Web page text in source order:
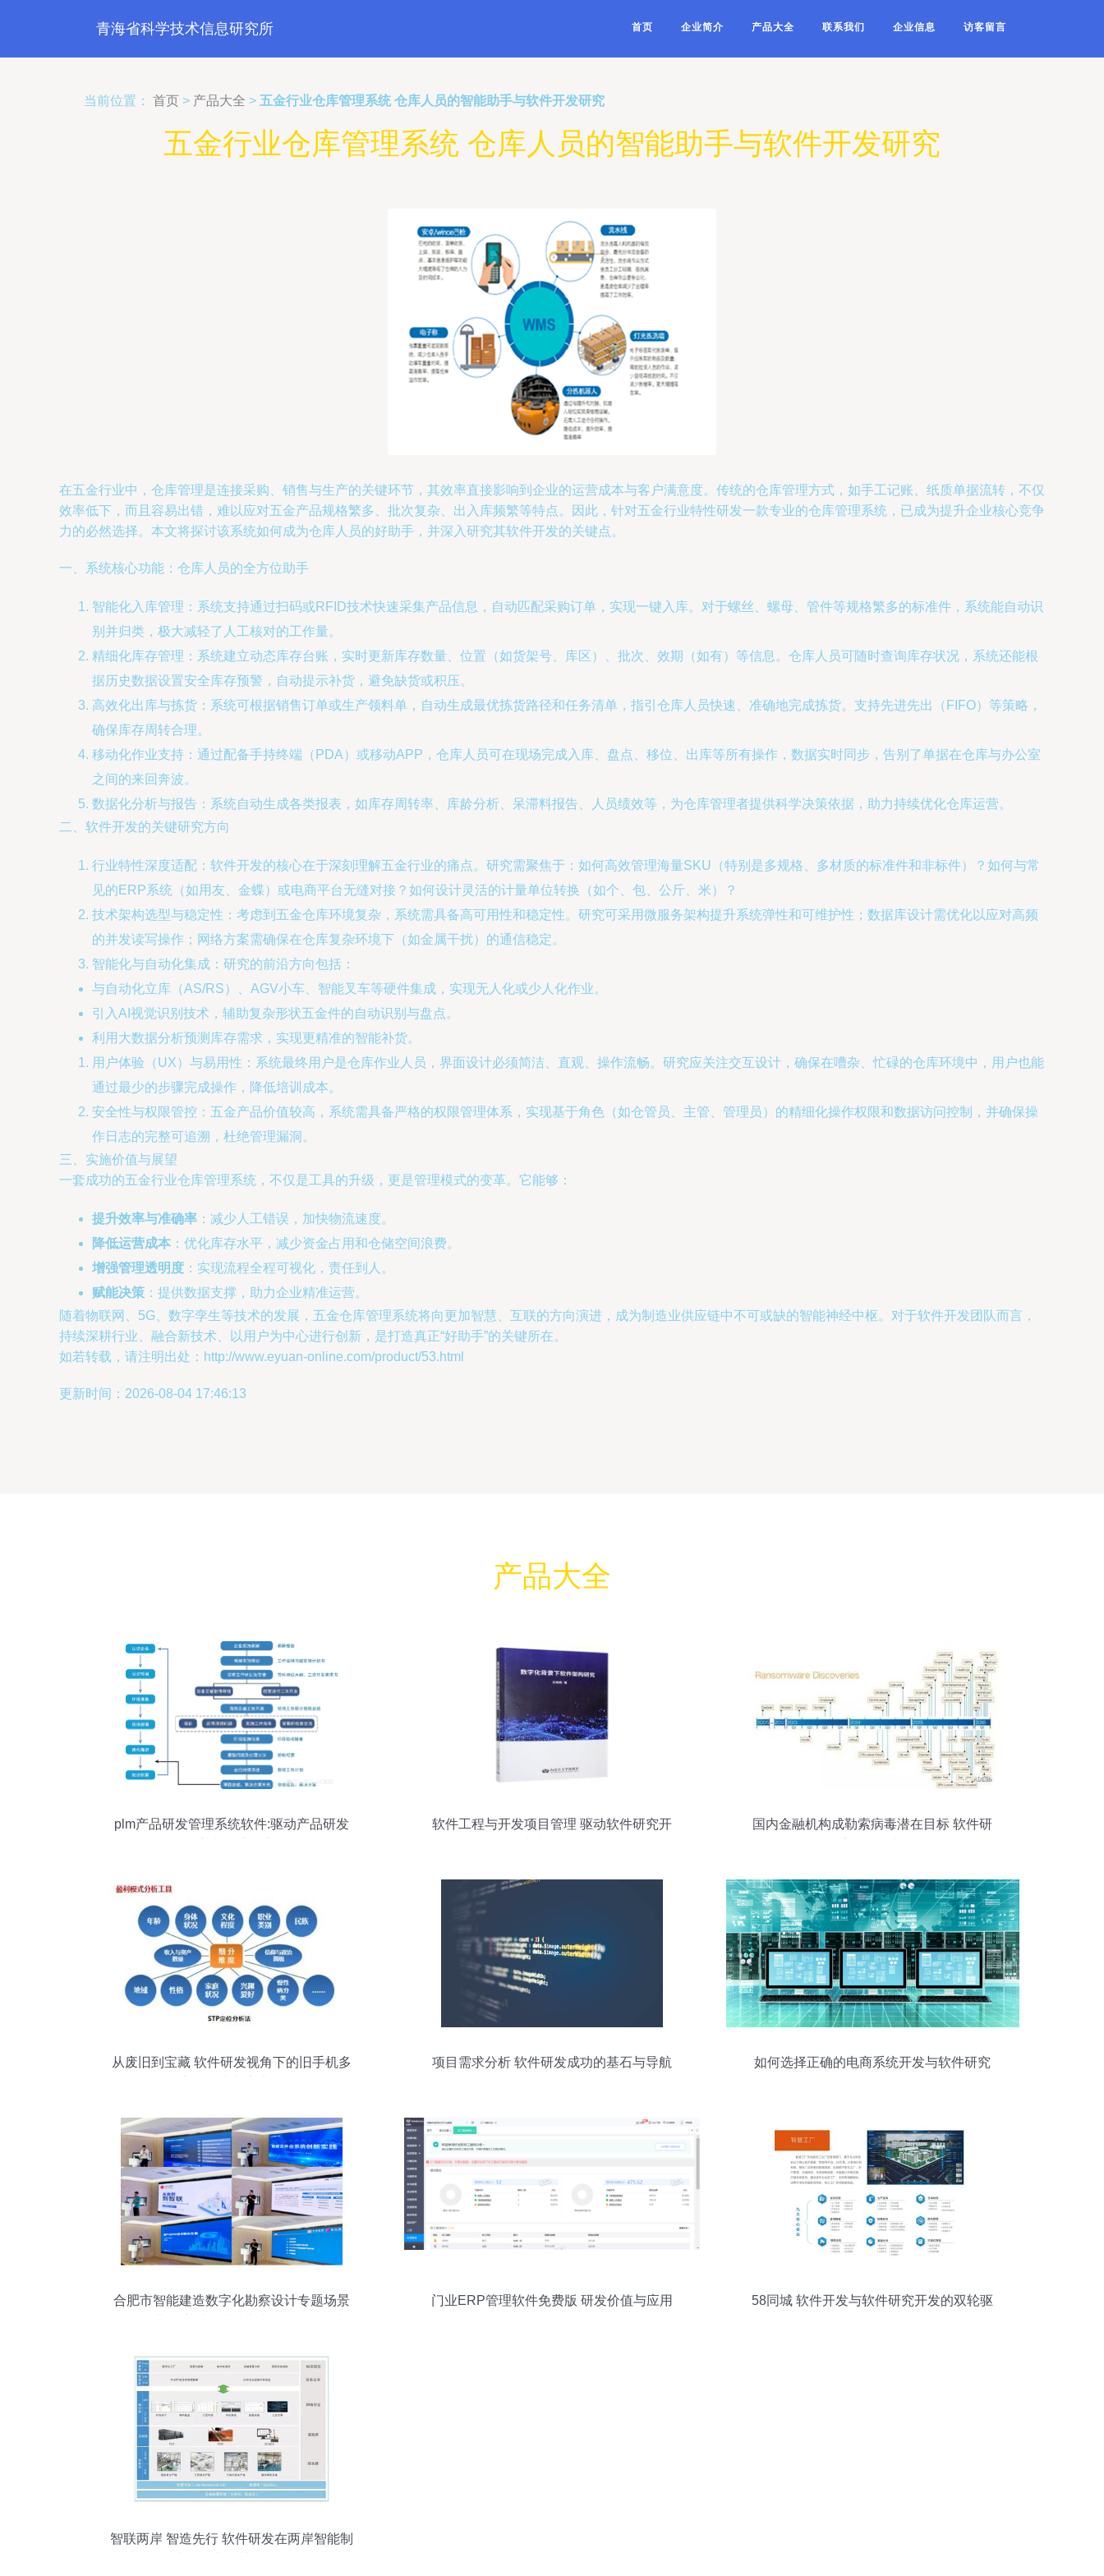
青海省科学技术信息研究所 首页 企业简介 产品大全 联系我们 企业信息 访客留言
当前位置： 首页 > 产品大全 > 五金行业仓库管理系统 仓库人员的智能助手与软件开发研究
五金行业仓库管理系统 仓库人员的智能助手与软件开发研究
在五金行业中，仓库管理是连接采购、销售与生产的关键环节，其效率直接影响到企业的运营成本与客户满意度。传统的仓库管理方式，如手工记账、纸质单据流转，不仅
效率低下，而且容易出错，难以应对五金产品规格繁多、批次复杂、出入库频繁等特点。因此，针对五金行业特性研发一款专业的仓库管理系统，已成为提升企业核心竞争
力的必然选择。本文将探讨该系统如何成为仓库人员的好助手，并深入研究其软件开发的关键点。
一、系统核心功能：仓库人员的全方位助手
智能化入库管理：系统支持通过扫码或RFID技术快速采集产品信息，自动匹配采购订单，实现一键入库。对于螺丝、螺母、管件等规格繁多的标准件，系统能自动识
别并归类，极大减轻了人工核对的工作量。
精细化库存管理：系统建立动态库存台账，实时更新库存数量、位置（如货架号、库区）、批次、效期（如有）等信息。仓库人员可随时查询库存状况，系统还能根
据历史数据设置安全库存预警，自动提示补货，避免缺货或积压。
高效化出库与拣货：系统可根据销售订单或生产领料单，自动生成最优拣货路径和任务清单，指引仓库人员快速、准确地完成拣货。支持先进先出（FIFO）等策略，
确保库存周转合理。
移动化作业支持：通过配备手持终端（PDA）或移动APP，仓库人员可在现场完成入库、盘点、移位、出库等所有操作，数据实时同步，告别了单据在仓库与办公室
之间的来回奔波。
数据化分析与报告：系统自动生成各类报表，如库存周转率、库龄分析、呆滞料报告、人员绩效等，为仓库管理者提供科学决策依据，助力持续优化仓库运营。
二、软件开发的关键研究方向
行业特性深度适配：软件开发的核心在于深刻理解五金行业的痛点。研究需聚焦于：如何高效管理海量SKU（特别是多规格、多材质的标准件和非标件）？如何与常
见的ERP系统（如用友、金蝶）或电商平台无缝对接？如何设计灵活的计量单位转换（如个、包、公斤、米）？
技术架构选型与稳定性：考虑到五金仓库环境复杂，系统需具备高可用性和稳定性。研究可采用微服务架构提升系统弹性和可维护性；数据库设计需优化以应对高频
的并发读写操作；网络方案需确保在仓库复杂环境下（如金属干扰）的通信稳定。
智能化与自动化集成：研究的前沿方向包括：
与自动化立库（AS/RS）、AGV小车、智能叉车等硬件集成，实现无人化或少人化作业。
引入AI视觉识别技术，辅助复杂形状五金件的自动识别与盘点。
利用大数据分析预测库存需求，实现更精准的智能补货。
用户体验（UX）与易用性：系统最终用户是仓库作业人员，界面设计必须简洁、直观、操作流畅。研究应关注交互设计，确保在嘈杂、忙碌的仓库环境中，用户也能
通过最少的步骤完成操作，降低培训成本。
安全性与权限管控：五金产品价值较高，系统需具备严格的权限管理体系，实现基于角色（如仓管员、主管、管理员）的精细化操作权限和数据访问控制，并确保操
作日志的完整可追溯，杜绝管理漏洞。
三、实施价值与展望
一套成功的五金行业仓库管理系统，不仅是工具的升级，更是管理模式的变革。它能够：
提升效率与准确率 ：减少人工错误，加快物流速度。
降低运营成本 ：优化库存水平，减少资金占用和仓储空间浪费。
增强管理透明度 ：实现流程全程可视化，责任到人。
赋能决策 ：提供数据支撑，助力企业精准运营。
随着物联网、5G、数字孪生等技术的发展，五金仓库管理系统将向更加智慧、互联的方向演进，成为制造业供应链中不可或缺的智能神经中枢。对于软件开发团队而言，
持续深耕行业、融合新技术、以用户为中心进行创新，是打造真正“好助手”的关键所在。
如若转载，请注明出处：http://www.eyuan-online.com/product/53.html
更新时间：2026-08-04 17:46:13
产品大全
plm产品研发管理系统软件:驱动产品研发
软件工程与开发项目管理 驱动软件研究开
国内金融机构成勒索病毒潜在目标 软件研
从废旧到宝藏 软件研发视角下的旧手机多
项目需求分析 软件研发成功的基石与导航
如何选择正确的电商系统开发与软件研究
合肥市智能建造数字化勘察设计专题场景
门业ERP管理软件免费版 研发价值与应用
58同城 软件开发与软件研究开发的双轮驱
智联两岸 智造先行 软件研发在两岸智能制